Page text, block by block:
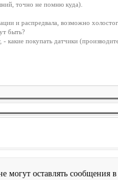
точно не помню куда).
и распредвала, возможно
быть?
какие покупать датчики
могут оставлять сообщения